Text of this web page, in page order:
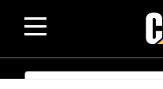
SEARCH